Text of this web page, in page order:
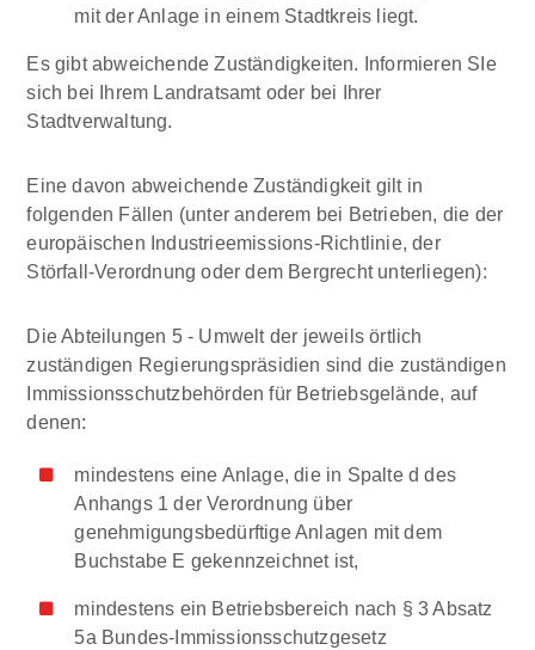
mit der Anlage in einem Stadtkreis liegt.
Es gibt abweichende Zuständigkeiten. Informieren SIe
sich bei Ihrem Landratsamt oder bei Ihrer
Stadtverwaltung.
Eine davon abweichende Zuständigkeit gilt in
folgenden Fällen (unter anderem bei Betrieben, die der
europäischen Industrieemissions-Richtlinie, der
Störfall-Verordnung oder dem Bergrecht unterliegen):
Die Abteilungen 5 - Umwelt der jeweils örtlich
zuständigen Regierungspräsidien sind die zuständigen
Immissionsschutzbehörden für Betriebsgelände, auf
denen:
mindestens eine Anlage, die in Spalte d des
Anhangs 1 der Verordnung über
genehmigungsbedürftige Anlagen mit dem
Buchstabe E gekennzeichnet ist,
mindestens ein Betriebsbereich nach § 3 Absatz
5a Bundes-Immissionsschutzgesetz